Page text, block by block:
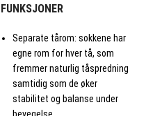
FUNKSJONER
Separate tårom: sokkene har
egne rom for hver tå, som
fremmer naturlig tåspredning
samtidig som de øker
stabilitet og balanse under
bevegelse